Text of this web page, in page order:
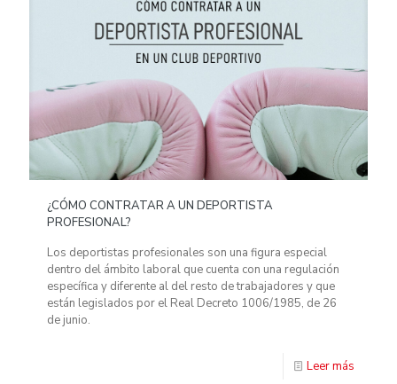
¿CÓMO CONTRATAR A UN DEPORTISTA
PROFESIONAL?
Los deportistas profesionales son una figura especial
dentro del ámbito laboral que cuenta con una regulación
específica y diferente al del resto de trabajadores y que
están legislados por el Real Decreto 1006/1985, de 26
de junio.
Leer más